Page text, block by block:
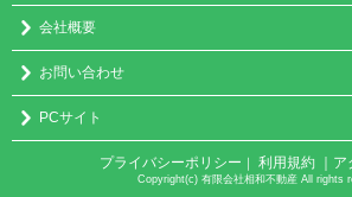
会社概要
お問い合わせ
PCサイト
プライバシーポリシー ｜ 利用規約 ｜
Copyright(c) 有限会社相和不動産 All rights